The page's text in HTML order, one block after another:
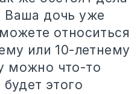
Ваша дочь уже
относиться
или 10-летнему
можно что-то
этого